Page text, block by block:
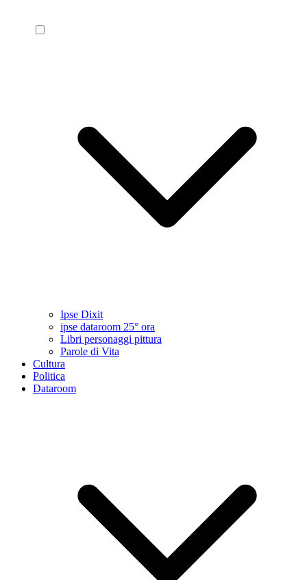
Ipse Dixit
ipse dataroom 25° ora
Libri personaggi pittura
Parole di Vita
Cultura
Politica
Dataroom